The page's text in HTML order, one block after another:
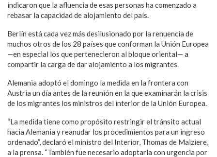
indicaron que la afluencia de esas personas ha comenzado a
rebasar la capacidad de alojamiento del país.
Berlín está cada vez más desilusionado por la renuencia de
muchos otros de los 28 países que conforman la Unión Europea
—en especial los que pertenecieron al bloque oriental— a
compartir la carga de dar alojamiento a los migrantes.
Alemania adoptó el domingo la medida en la frontera con
Austria un día antes de la reunión en la que examinarán la crisis
de los migrantes los ministros del interior de la Unión Europea.
“La medida tiene como propósito restringir el tránsito actual
hacia Alemania y reanudar los procedimientos para un ingreso
ordenado”, declaró el ministro del Interior, Thomas de Maiziere,
a la prensa. “También fue necesario adoptarla con urgencia por